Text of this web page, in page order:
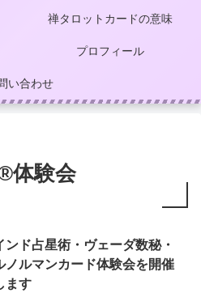
禅タロットカードの意味
プロフィール
い合わせ
体験会
ンド占星術・ヴェーダ数秘・
ノルマンカード体験会を開催
ます